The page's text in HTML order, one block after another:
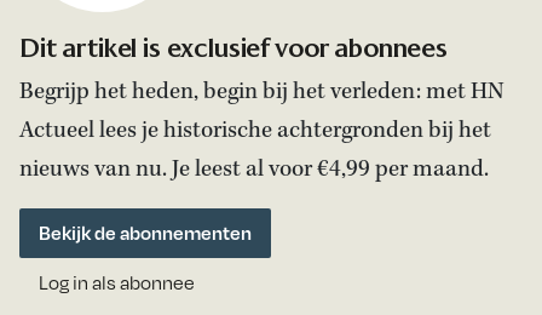
Dit artikel is exclusief voor abonnees
Begrijp het heden, begin bij het verleden: met HN
Actueel lees je historische achtergronden bij het
nieuws van nu. Je leest al voor €4,99 per maand.
Bekijk de abonnementen
Log in als abonnee